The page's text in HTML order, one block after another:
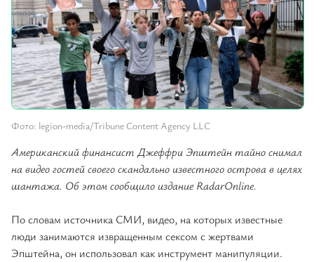
Фото: legion-media/Tribune Content Agency LLC
Американский финансист Джеффри Эпштейн тайно снимал
на видео гостей своего скандально известного острова в целях
шантажа. Об этом сообщило издание RadarOnline.
По словам источника СМИ, видео, на которых известные
люди занимаются извращенным сексом с жертвами
Эпштейна, он использовал как инструмент манипуляции.